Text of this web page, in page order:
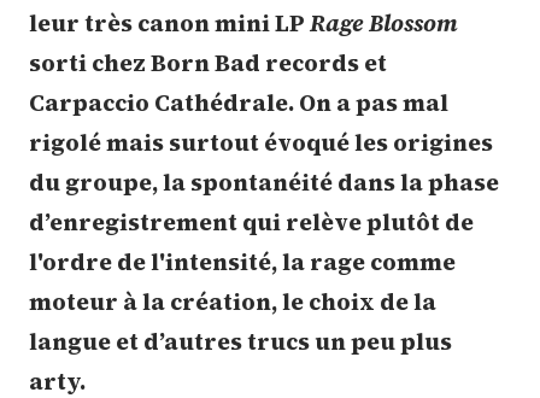
leur très canon mini LPRage Blossom
sorti chez Born Bad records et
Carpaccio Cathédrale. On a pas mal
rigolé mais surtout évoqué les origines
du groupe, la spontanéité dans la phase
d’enregistrement qui relève plutôt de
l'ordre de l'intensité, la rage comme
moteur à la création, le choix de la
langue et d’autres trucs un peu plus
arty.